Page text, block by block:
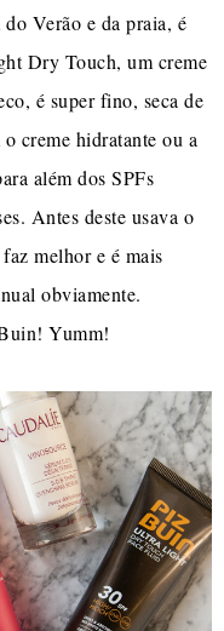
Verão e da praia, é
Dry Touch, um creme
é super fino, seca de
creme hidratante ou a
além dos SPFs
Antes deste usava o
melhor e é mais
obviamente.
Yumm!